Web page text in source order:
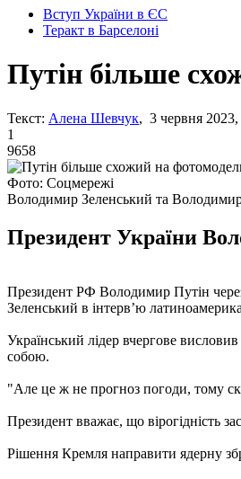
Вступ України в ЄС
Теракт в Барселоні
Путін більше
Текст: Алена Шевчук, 3 червня 2023,
1
9658
Фото: Соцмережі
Володимир Зеленський та
Президент України
Президент РФ Володимир Путін
Зеленський в інтерв’ю
Український лідер вчергове
собою.
"Але це ж не прогноз погоди, тому
Президент вважає, що вірогідність
Рішення Кремля направити ядерну